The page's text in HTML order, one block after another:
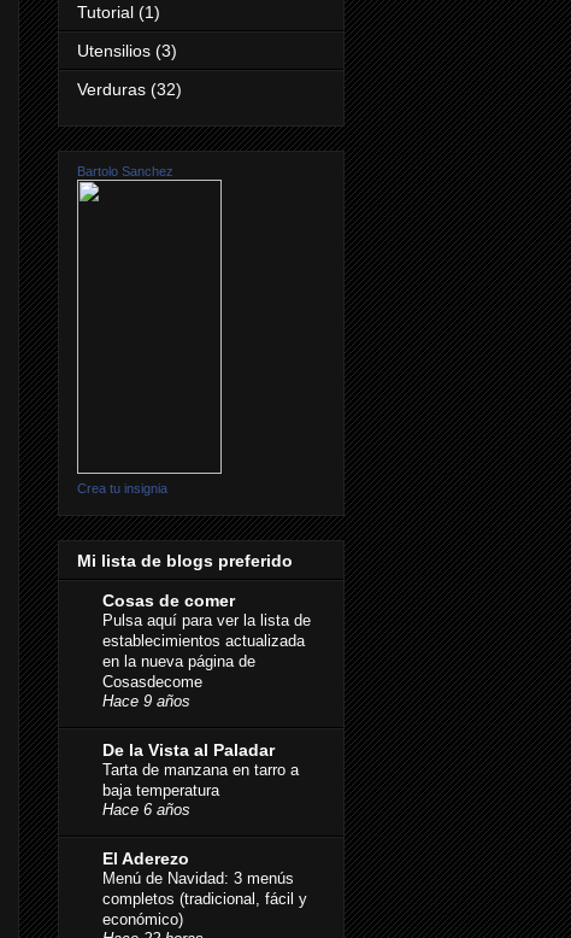
Tutorial (1)
Utensilios (3)
Verduras (32)
Bartolo Sanchez
Crea tu insignia
Mi lista de blogs preferido
Cosas de comer
Pulsa aquí para ver la lista de
establecimientos actualizada
en la nueva página de
Cosasdecome
Hace 9 años
De la Vista al Paladar
Tarta de manzana en tarro a
baja temperatura
Hace 6 años
El Aderezo
Menú de Navidad: 3 menús
completos (tradicional, fácil y
económico)